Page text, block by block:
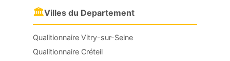
🏛Villes du Departement
Qualitionnaire Vitry-sur-Seine
Qualitionnaire Créteil